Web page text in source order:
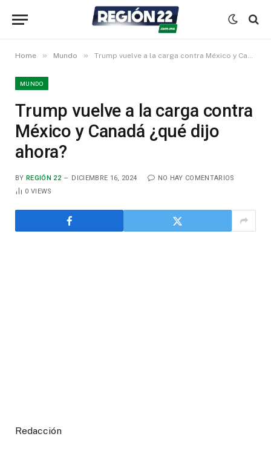
Home » Mundo » Trump vuelve a la carga contra México y Canadá ¿qué dijo ahora?
MUNDO
Trump vuelve a la carga contra
México y Canadá ¿qué dijo
ahora?
BY REGIÓN 22 DICIEMBRE 16, 2024
NO HAY COMENTARIOS
0VIEWS
Redacción